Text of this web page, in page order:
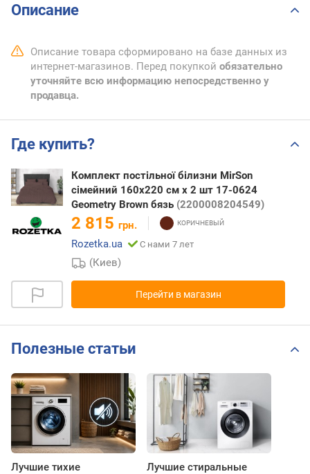
Описание
Описание товара сформировано на базе данных из
интернет-магазинов. Перед покупкой обязательно
уточняйте всю информацию непосредственно у
продавца.
Где купить?
Комплект постільної білизни MirSon
сімейний 160x220 см х 2 шт 17-0624
Geometry Brown бязь (2200008204549)
2 815 грн.
Rozetka.ua
С нами 7 лет
(Киев)
Перейти в магазин
Полезные статьи
Лучшие тихие
Лучшие стиральные